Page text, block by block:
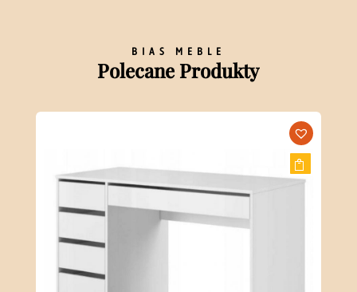
BIAS MEBLE
Polecane Produkty